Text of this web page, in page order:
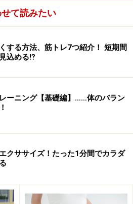
て読みたい
する方法、筋トレ7つ紹介！ 短期間
込める⁉
ーニング【基礎編】……体のバラン
クササイズ！たった1分間でカラダ